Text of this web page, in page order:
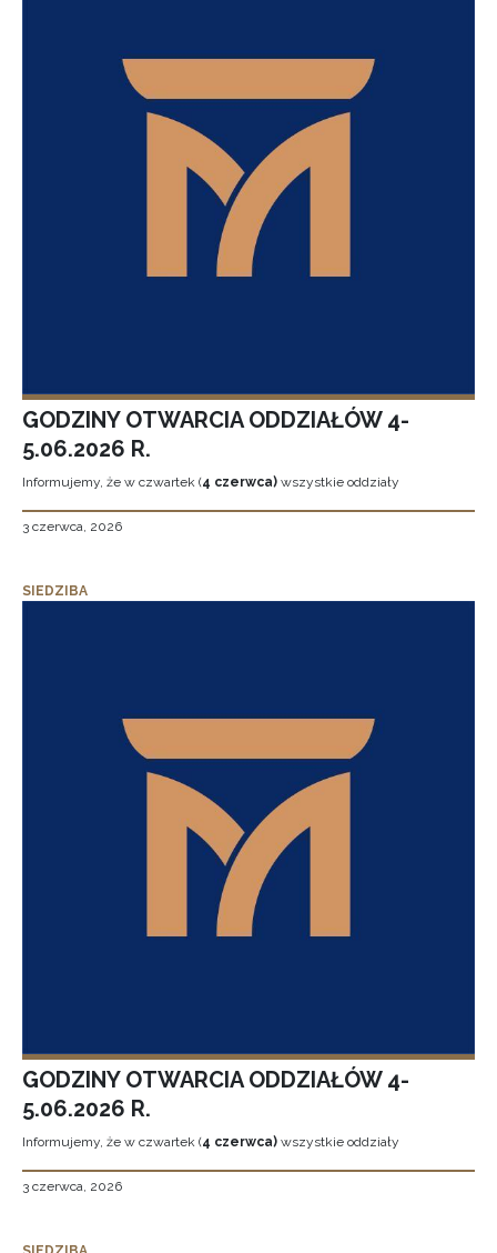
GODZINY OTWARCIA ODDZIAŁÓW 4-
5.06.2026 R.
Informujemy, że w czwartek (4 czerwca) wszystkie oddziały
3 czerwca, 2026
SIEDZIBA
GODZINY OTWARCIA ODDZIAŁÓW 4-
5.06.2026 R.
Informujemy, że w czwartek (4 czerwca) wszystkie oddziały
3 czerwca, 2026